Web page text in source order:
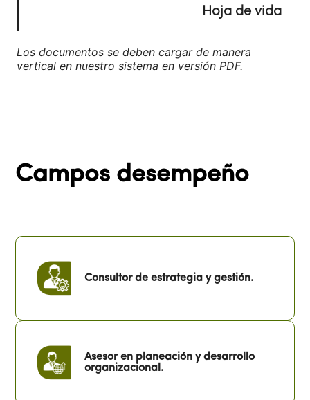
Hoja de vida
Los documentos se deben cargar de manera
vertical en nuestro sistema en versión PDF.
Campos desempeño
Consultor de estrategia y gestión.
Asesor en planeación y desarrollo
organizacional.